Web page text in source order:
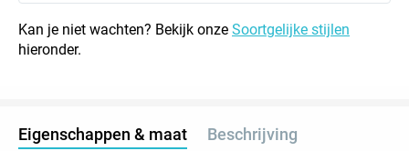
Kan je niet wachten? Bekijk onze Soortgelijke stijlen
hieronder.
Eigenschappen & maat Beschrijving